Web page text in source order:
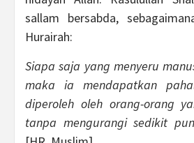
sallam bersabda,
Hurairah:
Siapa saja yang menyeru
maka ia mendapatkan
diperoleh oleh orang-orang
tanpa mengurangi sedikit